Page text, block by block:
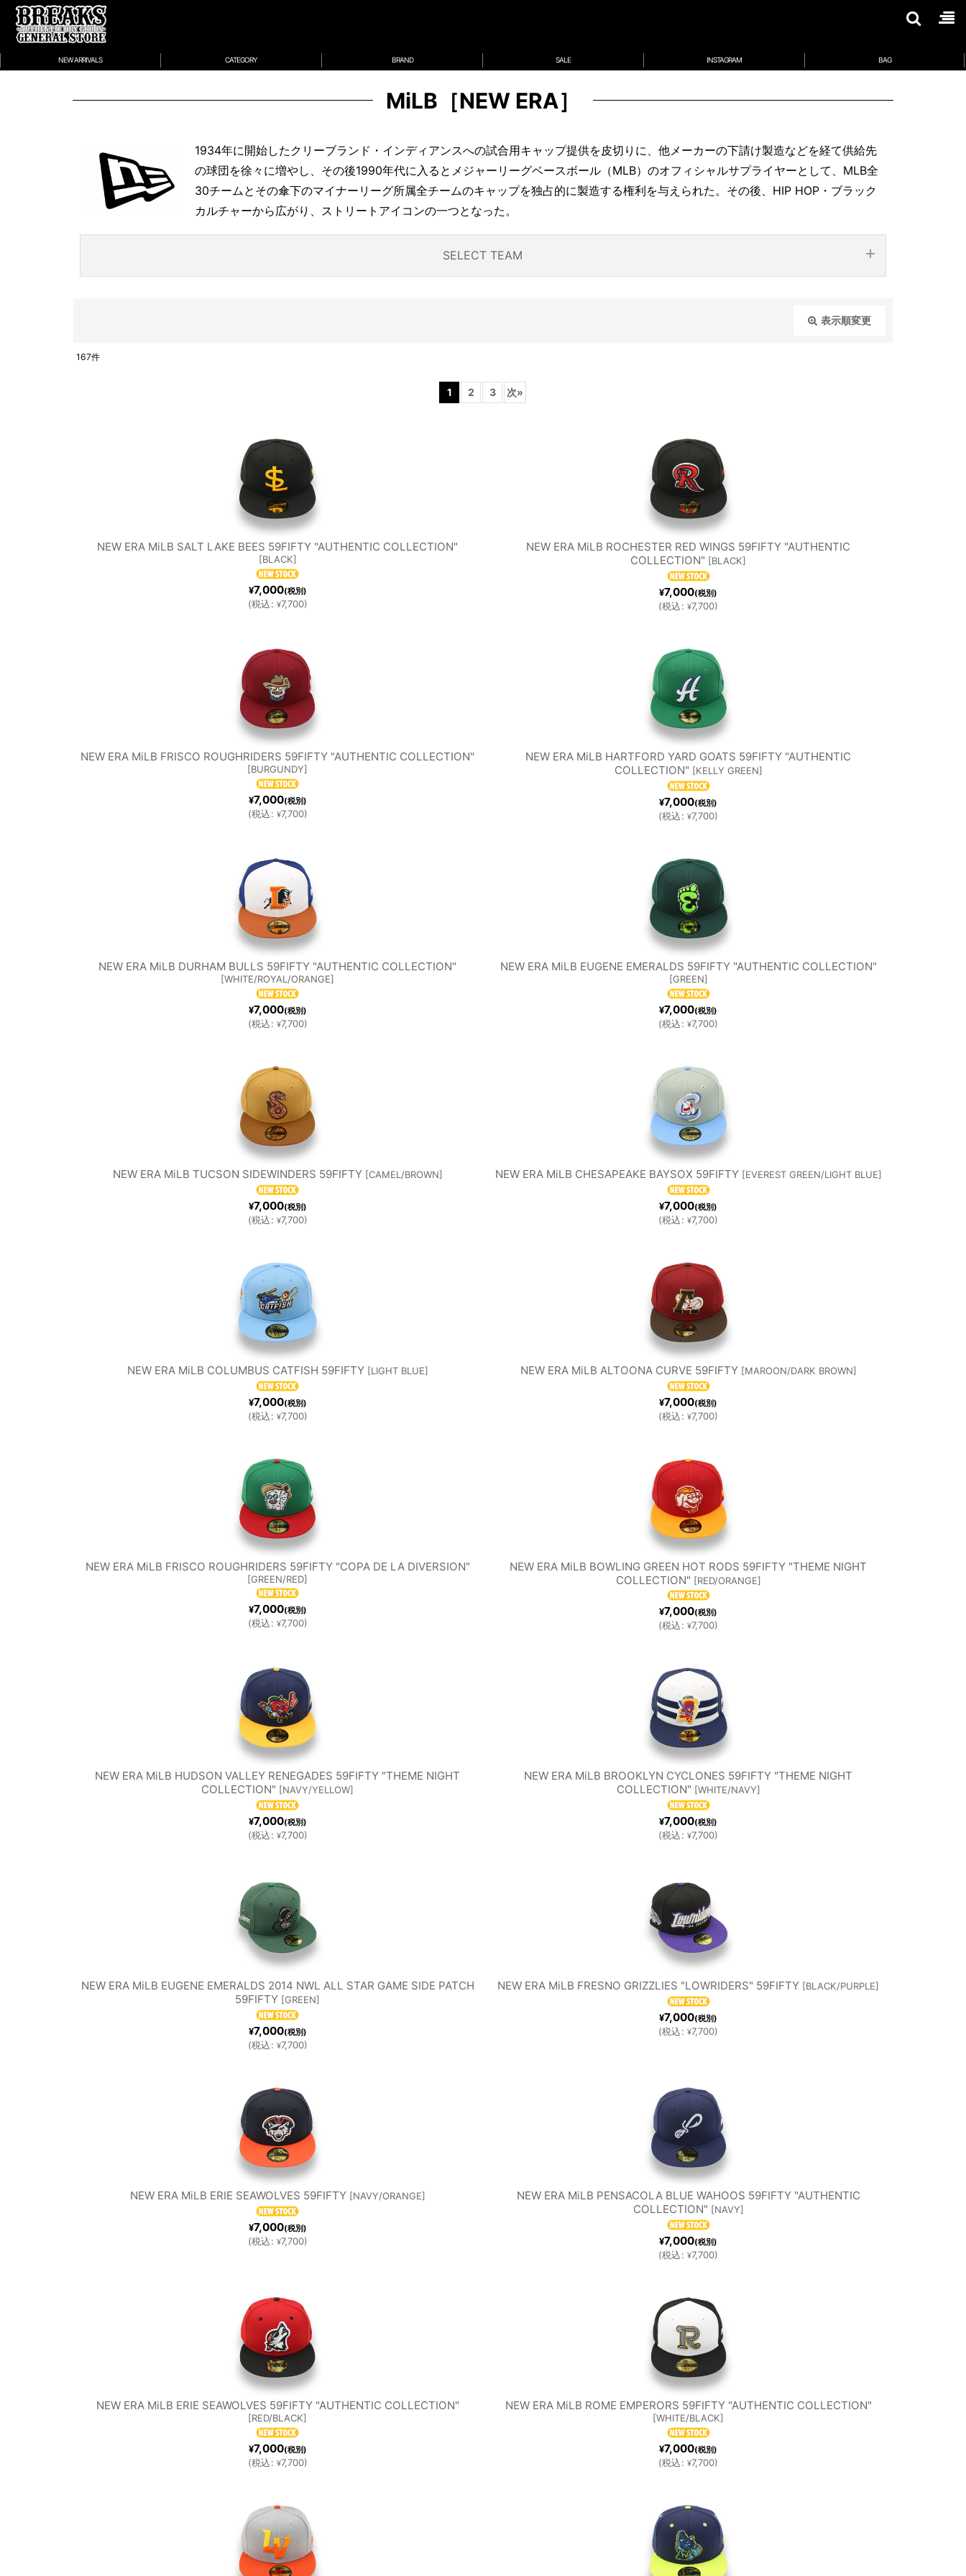
NEW ARRIVALS CATEGORY BRAND SALE INSTAGRAM BAG
MiLB［NEW ERA］
1934年に開始したクリーブランド・インディアンスへの試合用キャップ提供を皮切りに、他メーカーの下請け製造などを経て供給先
の球団を徐々に増やし、その後1990年代に入るとメジャーリーグベースボール（MLB）のオフィシャルサプライヤーとして、MLB全
30チームとその傘下のマイナーリーグ所属全チームのキャップを独占的に製造する権利を与えられた。その後、HIP HOP・ブラック
カルチャーから広がり、ストリートアイコンの一つとなった。
SELECT TEAM
ERA［A
SHOW
NDBAC
KS
BALTIM
CHICAG
O
WHITE
SOX
GUARDI
DETROI
T
TIGERS
ASTRO
RS
MIAMI
S
MINNES
TWINS
YORK
OAKLA
ND
ATHLET
ICS
URGH
PHILAD
ELPHIA
PHILLIE
S
FRANCI
MARINE
TAMPA
BAY
RAYS
RS
WASHI
NGTON
NATION
ALS
TEAMS
COLLE
GE
表示順変更
167件
1 2 3 次»
NEW ERA MiLB SALT LAKE BEES 59FIFTY "AUTHENTIC COLLECTION"
[BLACK]
¥7,000(税別)
(税込: ¥7,700)
NEW ERA MiLB ROCHESTER RED WINGS 59FIFTY "AUTHENTIC
COLLECTION" [BLACK]
¥7,000(税別)
(税込: ¥7,700)
NEW ERA MiLB FRISCO ROUGHRIDERS 59FIFTY "AUTHENTIC COLLECTION"
[BURGUNDY]
¥7,000(税別)
(税込: ¥7,700)
NEW ERA MiLB HARTFORD YARD GOATS 59FIFTY "AUTHENTIC
COLLECTION" [KELLY GREEN]
¥7,000(税別)
(税込: ¥7,700)
NEW ERA MiLB DURHAM BULLS 59FIFTY "AUTHENTIC COLLECTION"
[WHITE/ROYAL/ORANGE]
¥7,000(税別)
(税込: ¥7,700)
NEW ERA MiLB EUGENE EMERALDS 59FIFTY "AUTHENTIC COLLECTION"
[GREEN]
¥7,000(税別)
(税込: ¥7,700)
NEW ERA MiLB TUCSON SIDEWINDERS 59FIFTY [CAMEL/BROWN]
¥7,000(税別)
(税込: ¥7,700)
NEW ERA MiLB CHESAPEAKE BAYSOX 59FIFTY [EVEREST GREEN/LIGHT BLUE]
¥7,000(税別)
(税込: ¥7,700)
NEW ERA MiLB COLUMBUS CATFISH 59FIFTY [LIGHT BLUE]
¥7,000(税別)
(税込: ¥7,700)
NEW ERA MiLB ALTOONA CURVE 59FIFTY [MAROON/DARK BROWN]
¥7,000(税別)
(税込: ¥7,700)
NEW ERA MiLB FRISCO ROUGHRIDERS 59FIFTY "COPA DE LA DIVERSION"
[GREEN/RED]
¥7,000(税別)
(税込: ¥7,700)
NEW ERA MiLB BOWLING GREEN HOT RODS 59FIFTY "THEME NIGHT
COLLECTION" [RED/ORANGE]
¥7,000(税別)
(税込: ¥7,700)
NEW ERA MiLB HUDSON VALLEY RENEGADES 59FIFTY "THEME NIGHT
COLLECTION" [NAVY/YELLOW]
¥7,000(税別)
(税込: ¥7,700)
NEW ERA MiLB BROOKLYN CYCLONES 59FIFTY "THEME NIGHT
COLLECTION" [WHITE/NAVY]
¥7,000(税別)
(税込: ¥7,700)
NEW ERA MiLB EUGENE EMERALDS 2014 NWL ALL STAR GAME SIDE PATCH
59FIFTY [GREEN]
¥7,000(税別)
(税込: ¥7,700)
NEW ERA MiLB FRESNO GRIZZLIES "LOWRIDERS" 59FIFTY [BLACK/PURPLE]
¥7,000(税別)
(税込: ¥7,700)
NEW ERA MiLB ERIE SEAWOLVES 59FIFTY [NAVY/ORANGE]
¥7,000(税別)
(税込: ¥7,700)
NEW ERA MiLB PENSACOLA BLUE WAHOOS 59FIFTY "AUTHENTIC
COLLECTION" [NAVY]
¥7,000(税別)
(税込: ¥7,700)
NEW ERA MiLB ERIE SEAWOLVES 59FIFTY "AUTHENTIC COLLECTION"
[RED/BLACK]
¥7,000(税別)
(税込: ¥7,700)
NEW ERA MiLB ROME EMPERORS 59FIFTY "AUTHENTIC COLLECTION"
[WHITE/BLACK]
¥7,000(税別)
(税込: ¥7,700)